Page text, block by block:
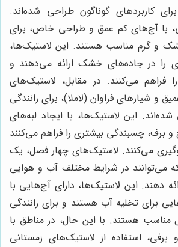
کاربردهای گوناگون طراحی شده‌اند.
با آج‌های کم عمق و طراحی خاص، برای
و گرم مناسب هستند. این لاستیک‌ها،
را در جاده‌های خشک ارائه می‌دهند و
فراهم می‌کنند. در مقابل، لاستیک‌های
و شیارهای فراوان (لاملا)، برای رانندگی
این لاستیک‌ها، با ایجاد لبه‌های
برف، چسبندگی بیشتری را فراهم می‌کنند
می‌کنند. لاستیک‌های چهار فصل، یک
می‌توانند در شرایط مختلف آب و هوایی
دهند. این لاستیک‌ها، دارای آج‌هایی با
برای تخلیه آب هستند و برای رانندگی
هستند. با این حال، در مناطق با
استفاده از لاستیک‌های زمستانی